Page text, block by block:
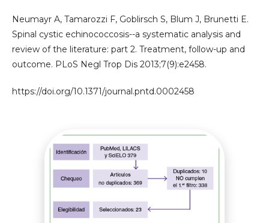
Neumayr A, Tamarozzi F, Goblirsch S, Blum J, Brunetti E.
Spinal cystic echinococcosis--a systematic analysis and
review of the literature: part 2. Treatment, follow-up and
outcome. PLoS Negl Trop Dis 2013;7(9):e2458.
https://doi.org/10.1371/journal.pntd.0002458